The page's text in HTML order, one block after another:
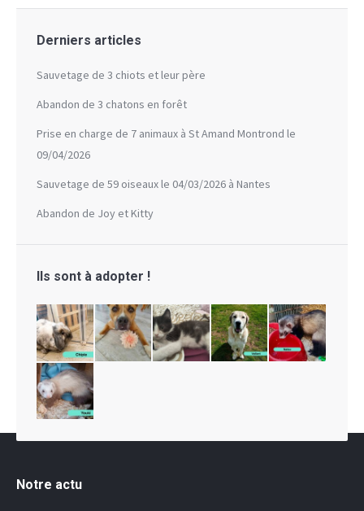
Derniers articles
Sauvetage de 3 chiots et leur père
Abandon de 3 chatons en forêt
Prise en charge de 7 animaux à St Amand Montrond le
09/04/2026
Sauvetage de 59 oiseaux le 04/03/2026 à Nantes
Abandon de Joy et Kitty
Ils sont à adopter !
Notre actu